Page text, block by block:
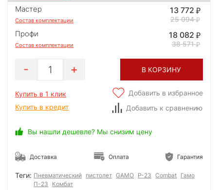
Мастер
Состав комплектации
13 772
25 094
Профи
Состав комплектации
18 082
38 571
1 В КОРЗИНУ
Купить в 1 клик
Купить в кредит
Добавить в избранное
Добавить к сравнению
Вы нашли дешевле? Мы снизим цену
Доставка Оплата Гарантия
Теги: Пневматический пистолет GAMO P-23 Combat Гамо
П-23
Комбат